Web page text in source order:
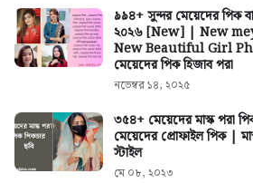
৯৯৪+ সুন্দর মেয়েদের পিক
২০২৬ [New] | New
New Beautiful Girl
মেয়েদের পিক হিজাব পরা
নভেম্বর ১৪, ২০২৫
৩৫৪+ মেয়েদের মাস্ক পরা
মেয়েদের প্রোফাইল পিক |
স্টাইল
মে ০৮, ২০২৩